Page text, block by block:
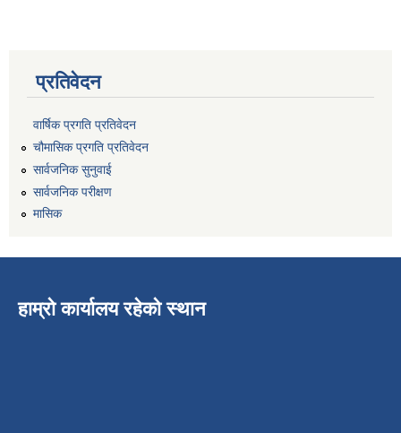
प्रतिवेदन
वार्षिक प्रगति प्रतिवेदन
चौमासिक प्रगति प्रतिवेदन
सार्वजनिक सुनुवाई
सार्वजनिक परीक्षण
मासिक
हाम्रो कार्यालय रहेको स्थान